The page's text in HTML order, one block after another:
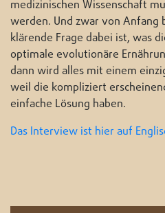
medizinischen Wissenschaft
werden. Und zwar von Anfang
klärende Frage dabei ist, was
optimale evolutionäre
dann wird alles mit einem
weil die kompliziert
einfache Lösung haben.
Das Interview ist hier auf